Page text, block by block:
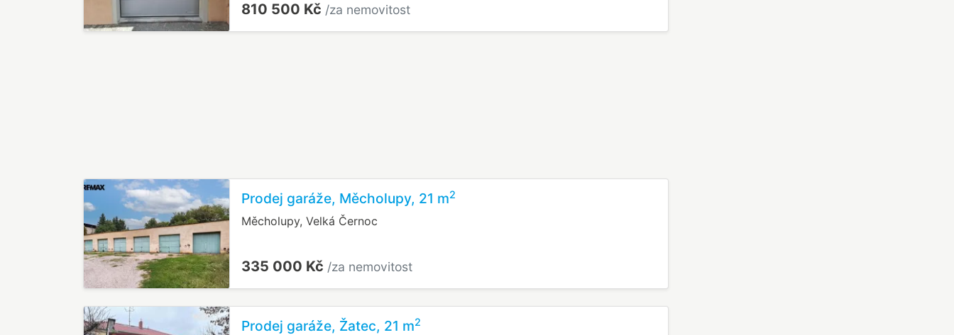
810 500 Kč /za nemovitost
Prodej garáže, Měcholupy, 21 m2
Měcholupy, Velká Černoc
335 000 Kč /za nemovitost
Prodej garáže, Žatec, 21 m2